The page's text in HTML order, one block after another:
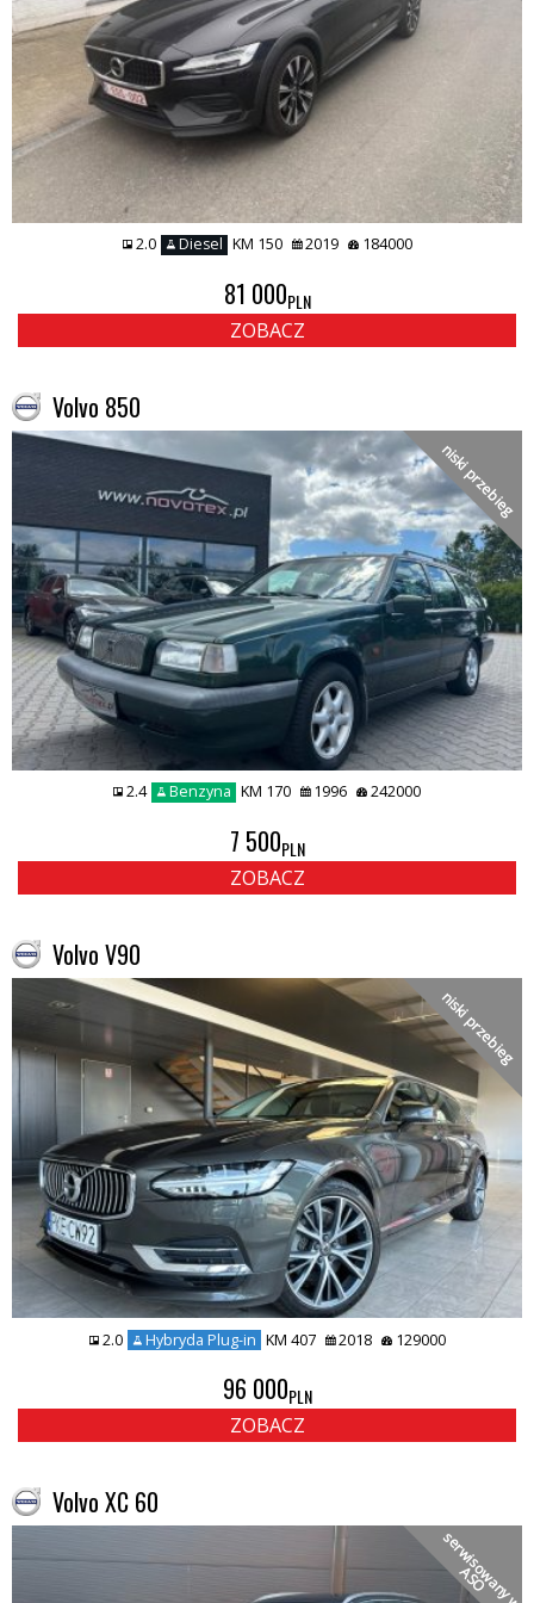
2.0 Diesel KM 150 2019 184000
81 000PLN
ZOBACZ
Volvo 850
niski przebieg
2.4 Benzyna KM 170 1996 242000
7 500PLN
ZOBACZ
Volvo V90
niski przebieg
2.0 Hybryda Plug-in KM 407 2018 129000
96 000PLN
ZOBACZ
Volvo XC 60
s
e
r
w
i
s
o
w
a
n
y
w
A
S
O